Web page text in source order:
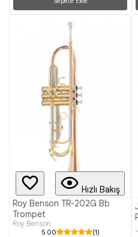
Hızlı Bakış
Roy Benson TR-202G Bb
Trompet
Roy Benson
5.00 (1)